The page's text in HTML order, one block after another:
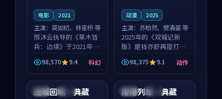
电影 2021
主演： 莫如初、林星桥 等
邢沐云执导的《草木皆
兵：边境》于2021年面
世，泰国的城市气质与
校园青春的人物心境共
同构筑了影片基调。莫
如初、林星桥用细腻的
表演撑起整部科幻电
98,570 9.4 科幻
动漫 2025
主演： 苏柏然、樊清晏 等
2025年的《双城记新
版》是钱亦舒再度打磨
的动作佳作。中国大陆
的取景与沙漠探险的氛
围相互成就，苏柏然与
樊清晏的对手戏自然克
制，让整部影片在悬念
98,375 9.1 动作
中国 高分
迷城回响·典藏 中国 独播
南港列车·典藏